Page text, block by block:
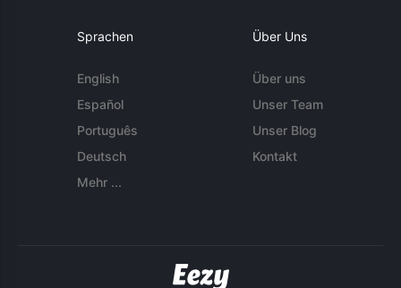
Sprachen
English
Español
Português
Deutsch
Mehr ...
Über Uns
Über uns
Unser Team
Unser Blog
Kontakt